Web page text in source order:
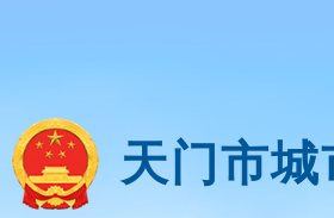
天门市